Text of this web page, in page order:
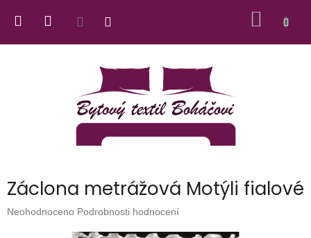
Záclona metrážová Motýli fialové
Průměrné
Neohodnoceno Podrobnosti hodnocení